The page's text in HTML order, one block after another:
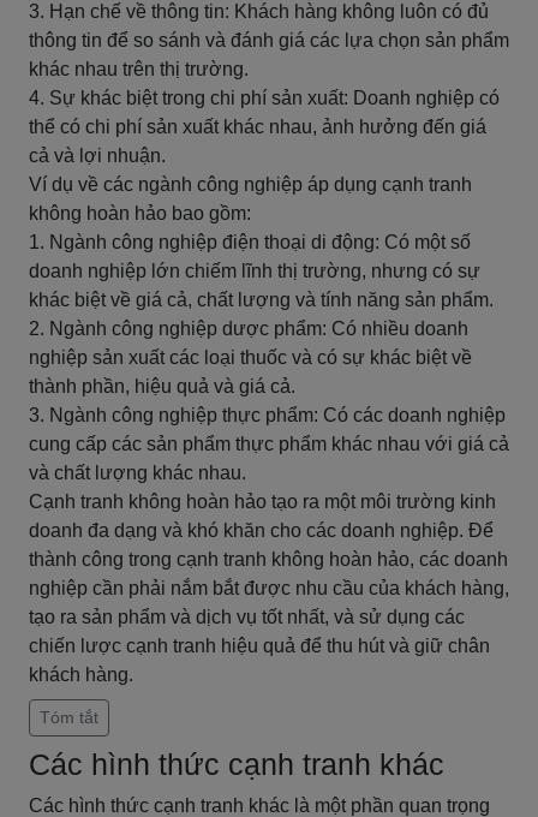
3. Hạn chế về thông tin: Khách hàng không luôn có đủ
thông tin để so sánh và đánh giá các lựa chọn sản phẩm
khác nhau trên thị trường.
4. Sự khác biệt trong chi phí sản xuất: Doanh nghiệp có
thể có chi phí sản xuất khác nhau, ảnh hưởng đến giá
cả và lợi nhuận.
Ví dụ về các ngành công nghiệp áp dụng cạnh tranh
không hoàn hảo bao gồm:
1. Ngành công nghiệp điện thoại di động: Có một số
doanh nghiệp lớn chiếm lĩnh thị trường, nhưng có sự
khác biệt về giá cả, chất lượng và tính năng sản phẩm.
2. Ngành công nghiệp dược phẩm: Có nhiều doanh
nghiệp sản xuất các loại thuốc và có sự khác biệt về
thành phần, hiệu quả và giá cả.
3. Ngành công nghiệp thực phẩm: Có các doanh nghiệp
cung cấp các sản phẩm thực phẩm khác nhau với giá cả
và chất lượng khác nhau.
Cạnh tranh không hoàn hảo tạo ra một môi trường kinh
doanh đa dạng và khó khăn cho các doanh nghiệp. Để
thành công trong cạnh tranh không hoàn hảo, các doanh
nghiệp cần phải nắm bắt được nhu cầu của khách hàng,
tạo ra sản phẩm và dịch vụ tốt nhất, và sử dụng các
chiến lược cạnh tranh hiệu quả để thu hút và giữ chân
khách hàng.
Tóm tắt
Các hình thức cạnh tranh khác
Các hình thức cạnh tranh khác là một phần quan trọng